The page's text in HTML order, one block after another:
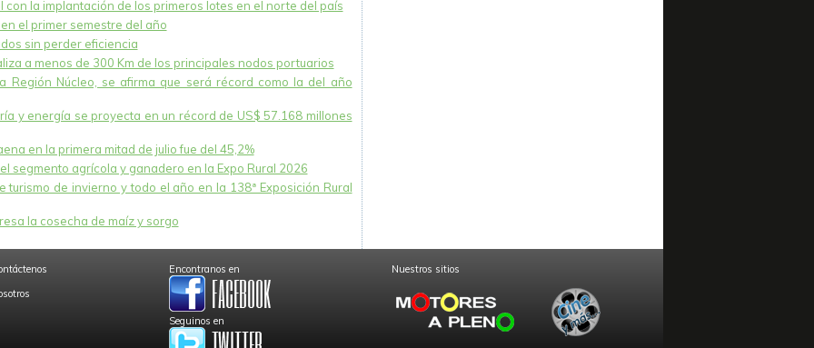
la implantación de los primeros lotes en el norte del país
el primer semestre del año
sin perder eficiencia
a menos de 300 Km de los principales nodos portuarios
Núcleo, se afirma que será récord como la del año
y energía se proyecta en un récord de US$ 57.168 millones
en la primera mitad de julio fue del 45,2%
segmento agrícola y ganadero en la Expo Rural 2026
de invierno y todo el año en la 138ª Exposición Rural
la cosecha de maíz y sorgo
Encontranos en
Seguinos en
Nuestros sitios